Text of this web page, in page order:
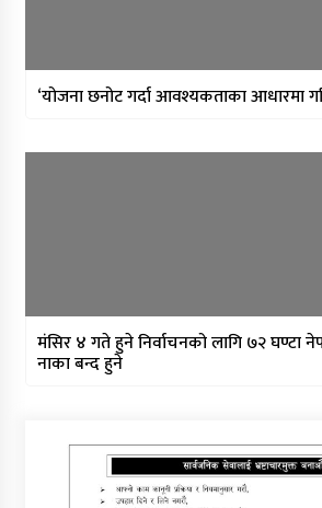
‘योजना छनोट गर्दा आवश्यकताका आधारमा
मंसिर ४ गते हुने निर्वाचनको लागि ७२ घण्टा
नाका बन्द हुने